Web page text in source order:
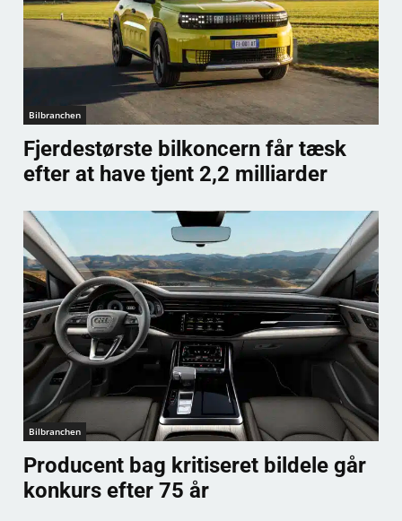
Bilbranchen
Fjerdestørste bilkoncern får tæsk
efter at have tjent 2,2 milliarder
Bilbranchen
Producent bag kritiseret bildele går
konkurs efter 75 år